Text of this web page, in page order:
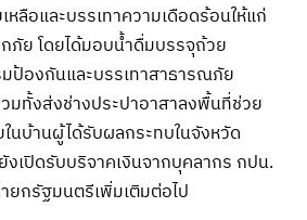
ลือและบรรเทาความเดือดร้อนให้แก่
ภัย โดยได้มอบน้ำดื่มบรรจุถ้วย
ป้องกันและบรรเทาสาธารณภัย
มทั้งส่งช่างประปาอาสาลงพื้นที่ช่วย
นบ้านผู้ได้รับผลกระทบในจังหวัด
งเปิดรับบริจาคเงินจากบุคลากร กปน.
ยกรัฐมนตรีเพิ่มเติมต่อไป